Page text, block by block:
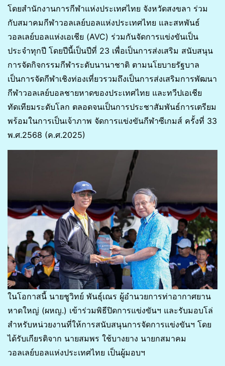
โดยสำนักงานการกีฬาแห่งประเทศไทย จังหวัดสงขลา ร่วม
กับสมาคมกีฬาวอลเลย์บอลแห่งประเทศไทย และสหพันธ์
วอลเลย์บอลแห่งเอเชีย (AVC) ร่วมกันจัดการแข่งขันเป็น
ประจำทุกปี โดยปีนี้เป็นปีที่ 23 เพื่อเป็นการส่งเสริม สนับสนุน
การจัดกิจกรรมกีฬาระดับนานาชาติ ตามนโยบายรัฐบาล
เป็นการจัดกีฬาเชิงท่องเที่ยวรวมถึงเป็นการส่งเสริมการพัฒนา
กีฬาวอลเลย์บอลชายหาดของประเทศไทย และทวีปเอเชีย
ทัดเทียมระดับโลก ตลอดจนเป็นการประชาสัมพันธ์การเตรียม
พร้อมในการเป็นเจ้าภาพ จัดการแข่งขันกีฬาซีเกมส์ ครั้งที่ 33
พ.ศ.2568 (ค.ศ.2025)
ในโอกาสนี้ นายชูวิทย์ พันธุ์เณร ผู้อำนวยการท่าอากาศยาน
หาดใหญ่ (ผหญ.) เข้าร่วมพิธีปิดการแข่งขันฯ และรับมอบโล่
สำหรับหน่วยงานที่ให้การสนับสนุนการจัดการแข่งขันฯ โดย
ได้รับเกียรติจาก นายสมพร ใช้บางยาง นายกสมาคม
วอลเลย์บอลแห่งประเทศไทย เป็นผู้มอบฯ